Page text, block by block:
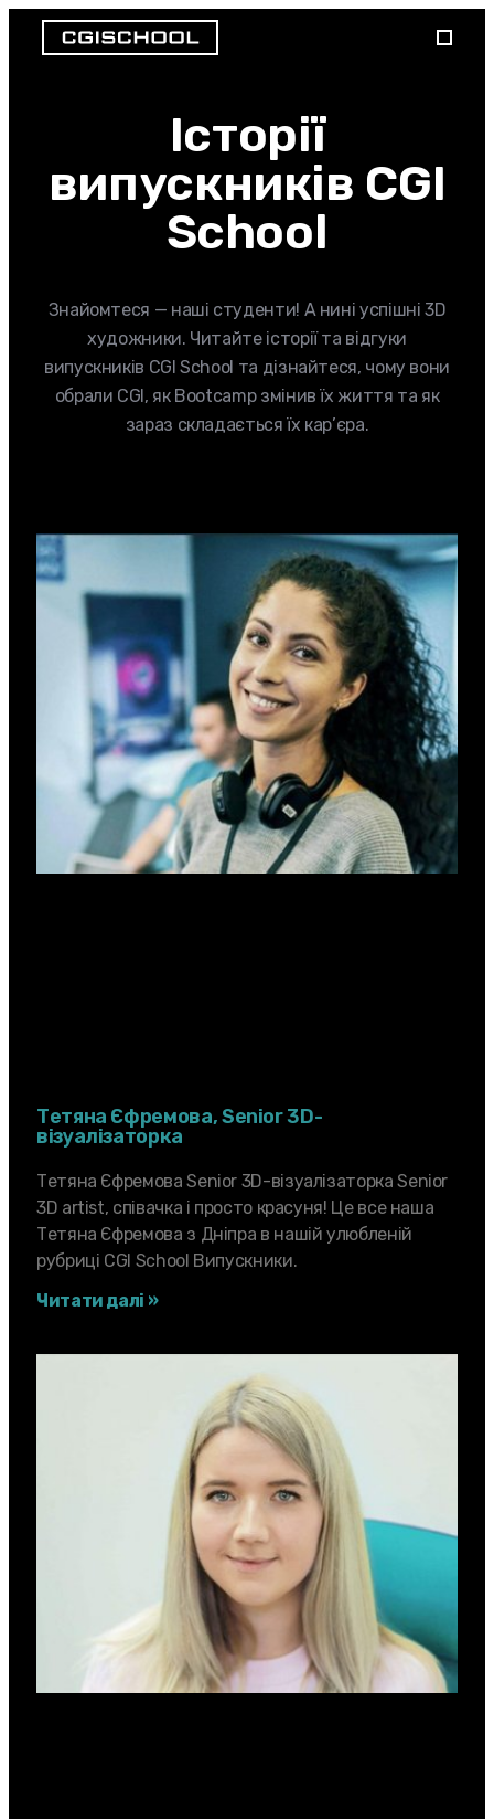
Історії
випускників CGI
School
Знайомтеся — наші студенти! А нині успішні 3D
художники. Читайте історії та відгуки
випускників CGI School та дізнайтеся, чому вони
обрали CGI, як Bootcamp змінив їх життя та як
зараз складається їх кар’єра.
Тетяна Єфремова, Senior 3D-
вiзуалiзаторка
Тетяна Єфремова Senior 3D-вiзуалiзаторка Senior
3D artist, співачка і просто красуня! Це все наша
Тетяна Єфремова з Дніпра в нашій улюбленій
рубриці CGI School Випускники.
Читати далі »